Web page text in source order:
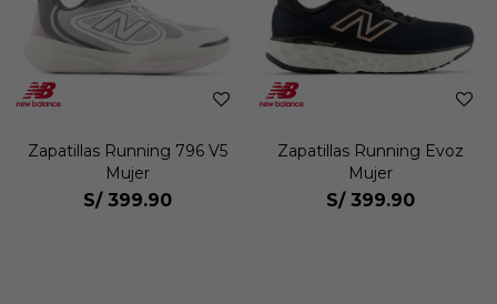
Zapatillas Running 796 V5
Mujer
S/ 399.90
Zapatillas Running Evoz
Mujer
S/ 399.90